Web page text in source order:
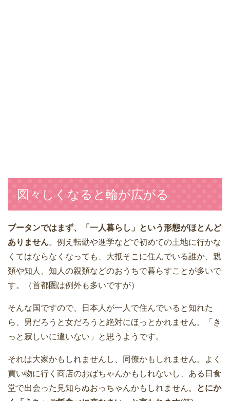
図々しくなると輪が広がる
ブータンではまず、「一人暮らし」という形態がほとんど
ありません。例え転勤や進学などで初めての土地に行かな
くてはならなくなっても、大抵そこに住んでいる誰か、親
類や知人、知人の親類などのおうちで暮らすことが多いで
す。（首都圏は例外も多いですが）
そんな国ですので、日本人が一人で住んでいると知れた
ら、男だろうと女だろうと絶対にほっとかれません。「き
っと寂しいに違いない」と思うようです。
それは大家かもしれませんし、同僚かもしれません。よく
買い物に行く商店のおばちゃんかもしれないし、ある日食
堂で出会った見知らぬおっちゃんかもしれません。
とにか